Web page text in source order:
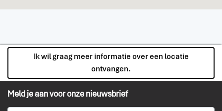
Ik wil graag meer informatie over een locatie
ontvangen.
Meld je aan voor onze nieuwsbrief